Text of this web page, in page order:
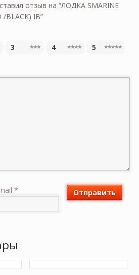
отзыв на “ЛОДКА SMARINE
/BLACK) IB”
3 4 5
*